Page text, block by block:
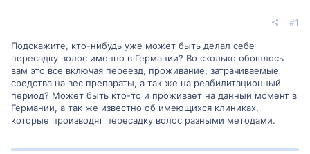
#1
Подскажите, кто-нибудь уже может быть делал себе
пересадку волос именно в Германии? Во сколько обошлось
вам это все включая переезд, проживание, затрачиваемые
средства на вес препараты, а так же на реабилитационный
период? Может быть кто-то и проживает на данный момент в
Германии, а так же известно об имеющихся клиниках,
которые производят пересадку волос разными методами.